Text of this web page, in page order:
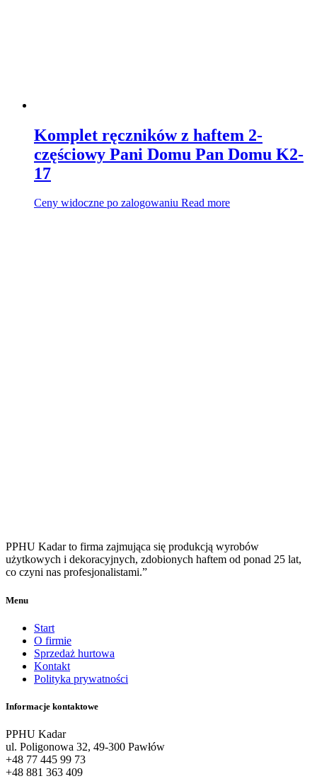
Komplet ręczników z haftem 2-
częściowy Pani Domu Pan Domu K2-
17
Ceny widoczne po zalogowaniu Read more
PPHU Kadar to firma zajmująca się produkcją wyrobów
użytkowych i dekoracyjnych, zdobionych haftem od ponad 25 lat,
co czyni nas profesjonalistami.”
Menu
Start
O firmie
Sprzedaż hurtowa
Kontakt
Polityka prywatności
Informacje kontaktowe
PPHU Kadar
ul. Poligonowa 32, 49-300 Pawłów
+48 77 445 99 73
+48 881 363 409